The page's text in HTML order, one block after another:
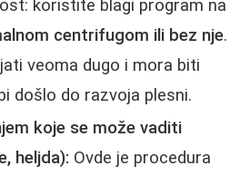
koristite blagi program na
centrifugom ili bez nje.
veoma dugo i mora biti
došlo do razvoja plesni.
koje se može vaditi
heljda): Ovde je procedura